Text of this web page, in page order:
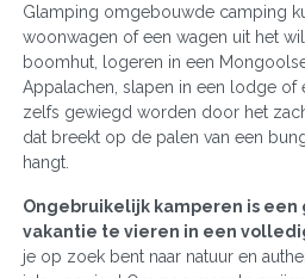
Glamping omgebouwde camping
woonwagen of een wagen uit het
boomhut, logeren in een
Appalachen, slapen in een lodge of
zelfs gewiegd worden door het
dat breekt op de palen van een
hangt.
Ongebruikelijk kamperen is
vakantie te vieren in een
je op zoek bent naar natuur en